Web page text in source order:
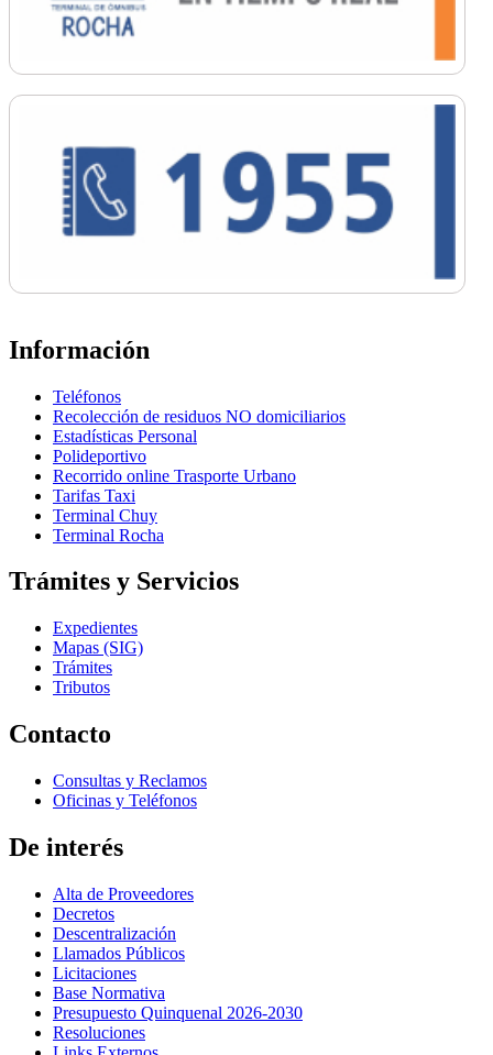
Información
Teléfonos
Recolección de residuos NO domiciliarios
Estadísticas Personal
Polideportivo
Recorrido online Trasporte Urbano
Tarifas Taxi
Terminal Chuy
Terminal Rocha
Trámites y Servicios
Expedientes
Mapas (SIG)
Trámites
Tributos
Contacto
Consultas y Reclamos
Oficinas y Teléfonos
De interés
Alta de Proveedores
Decretos
Descentralización
Llamados Públicos
Licitaciones
Base Normativa
Presupuesto Quinquenal 2026-2030
Resoluciones